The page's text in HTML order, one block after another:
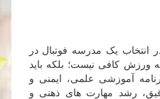
انتخاب یک مدرسه فوتبال در
ورزش کافی نیست؛ بلکه باید
آموزشی علمی، ایمنی و
رشد مهارت های ذهنی و